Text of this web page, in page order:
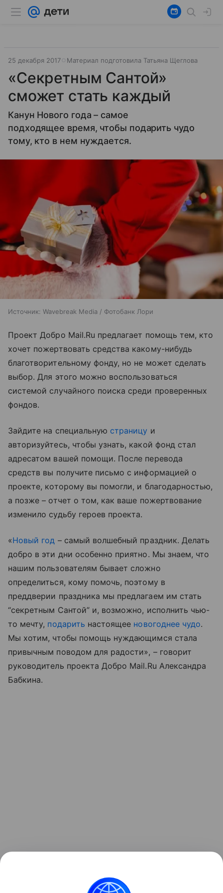
25 декабря 2017 Материал подготовила Татьяна Щеглова
«Секретным Сантой»
сможет стать каждый
Канун Нового года – самое
подходящее время, чтобы подарить чудо
тому, кто в нем нуждается.
Источник: Wavebreak Media / Фотобанк Лори
Проект Добро Mail.Ru предлагает помощь тем, кто
хочет пожертвовать средства какому-нибудь
благотворительному фонду, но не может сделать
выбор. Для этого можно воспользоваться
системой случайного поиска среди проверенных
фондов.
Зайдите на специальную страницу и
авторизуйтесь, чтобы узнать, какой фонд стал
адресатом вашей помощи. После перевода
средств вы получите письмо с информацией о
проекте, которому вы помогли, и благодарностью,
а позже – отчет о том, как ваше пожертвование
изменило судьбу героев проекта.
«Новый год – самый волшебный праздник. Делать
добро в эти дни особенно приятно. Мы знаем, что
нашим пользователям бывает сложно
определиться, кому помочь, поэтому в
преддверии праздника мы предлагаем им стать
“секретным Сантой” и, возможно, исполнить чью-
то мечту, подарить настоящее новогоднее чудо.
Мы хотим, чтобы помощь нуждающимся стала
привычным поводом для радости», – говорит
руководитель проекта Добро Mail.Ru Александра
Бабкина.
Делаем елочные игрушки вместе с